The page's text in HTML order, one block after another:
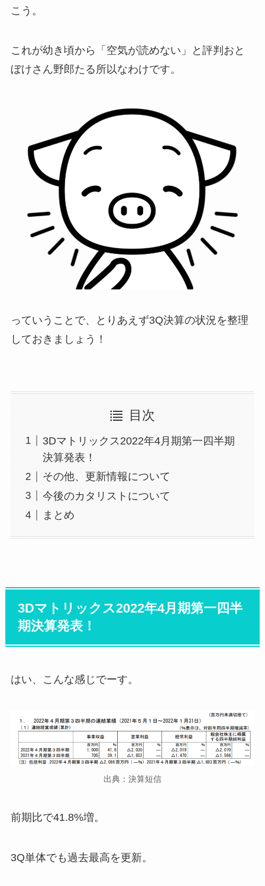
こう。
これが幼き頃から「空気が読めない」と評判おと
ぼけさん野郎たる所以なわけです。
っていうことで、とりあえず3Q決算の状況を整理
しておきましょう！
目次
3Dマトリックス2022年4月期第一四半期
決算発表！
その他、更新情報について
今後のカタリストについて
まとめ
3Dマトリックス2022年4月期第一四半
期決算発表！
はい、こんな感じでーす。
出典：決算短信
前期比で41.8%増。
3Q単体でも過去最高を更新。